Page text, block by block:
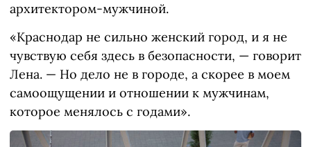
архитектором-мужчиной.
«Краснодар не сильно женский город, и я не
чувствую себя здесь в безопасности, — говорит
Лена. — Но дело не в городе, а скорее в моем
самоощущении и отношении к мужчинам,
которое менялось с годами».